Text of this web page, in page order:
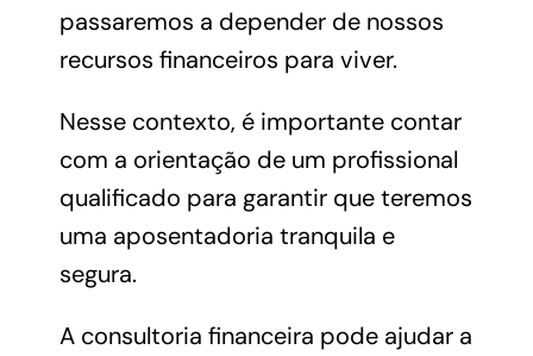
passaremos a depender de nossos
recursos financeiros para viver.
Nesse contexto, é importante contar
com a orientação de um profissional
qualificado para garantir que teremos
uma aposentadoria tranquila e
segura.
A consultoria financeira pode ajudar a